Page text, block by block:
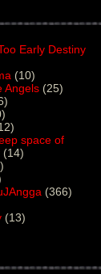
Early Destiny
(10)
Angels (25)
space of
(14)
(366)
(13)